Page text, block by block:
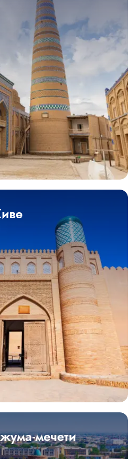
мечети